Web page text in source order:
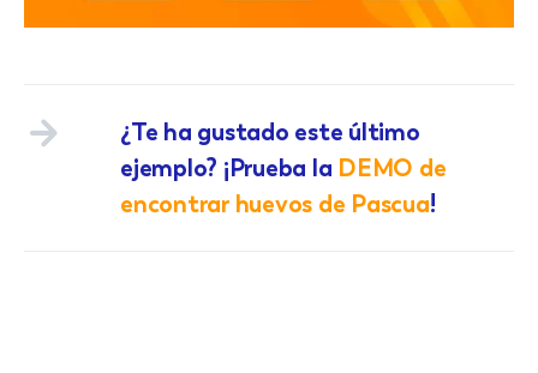
¿Te ha gustado este último
ejemplo? ¡Prueba la DEMO de
encontrar huevos de Pascua!